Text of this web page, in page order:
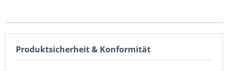
Produktsicherheit & Konformität